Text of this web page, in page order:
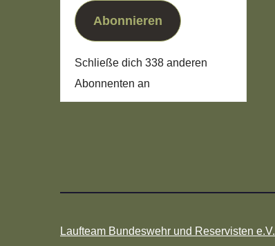
Abonnieren
Schließe dich 338 anderen
Abonnenten an
Laufteam Bundeswehr und Reservisten e.V.